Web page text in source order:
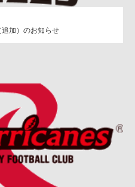
追加）のお知らせ